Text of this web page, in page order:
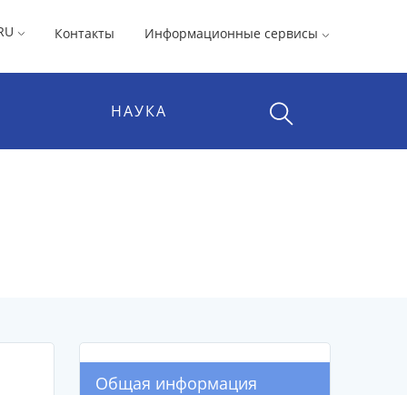
Контакты Информационные сервисы
НАУКА
Общая информация